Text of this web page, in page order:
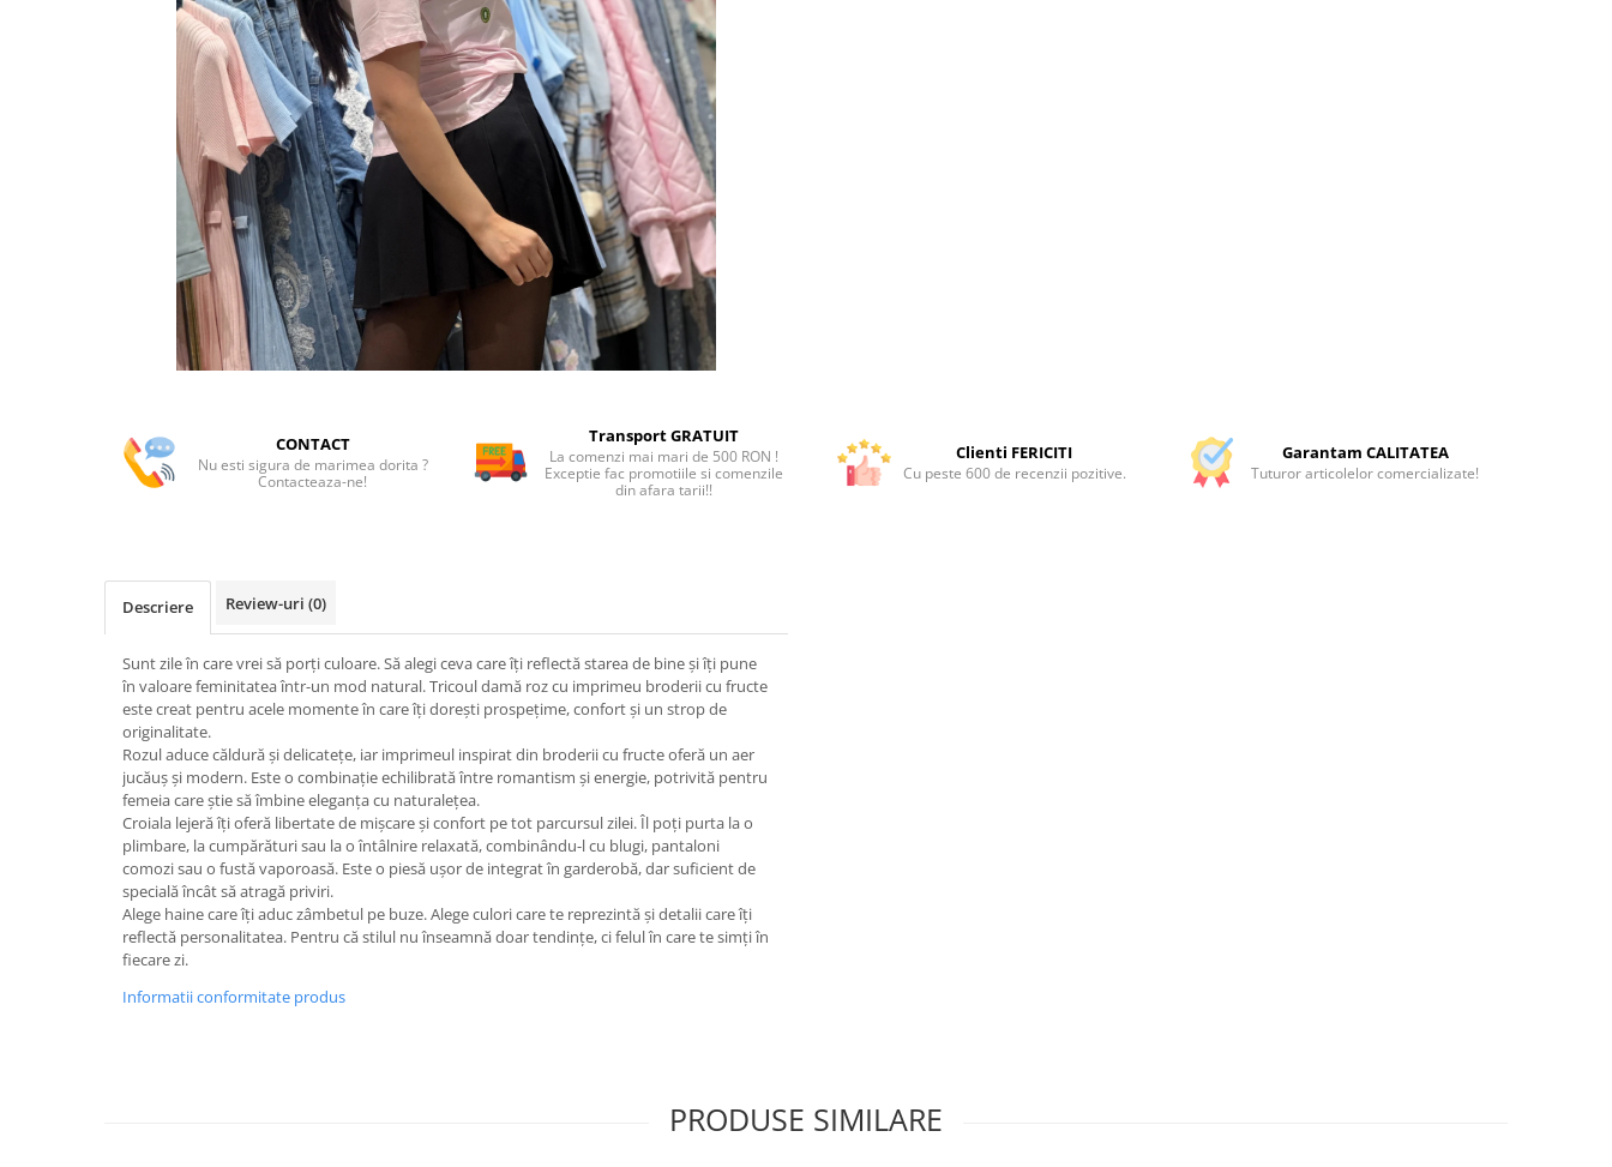
CONTACT
Nu esti sigura de marimea dorita ?
Contacteaza-ne!
Transport GRATUIT
La comenzi mai mari de 500 RON !
Exceptie fac promotiile si comenzile
din afara tarii!!
Clienti FERICITI
Cu peste 600 de recenzii pozitive.
Garantam CALITATEA
Tuturor articolelor comercializate!
Descriere Review-uri (0)
Sunt zile în care vrei să porți culoare. Să alegi ceva care îți reflectă starea de bine și îți pune
în valoare feminitatea într-un mod natural. Tricoul damă roz cu imprimeu broderii cu fructe
este creat pentru acele momente în care îți dorești prospețime, confort și un strop de
originalitate.
Rozul aduce căldură și delicatețe, iar imprimeul inspirat din broderii cu fructe oferă un aer
jucăuș și modern. Este o combinație echilibrată între romantism și energie, potrivită pentru
femeia care știe să îmbine eleganța cu naturalețea.
Croiala lejeră îți oferă libertate de mișcare și confort pe tot parcursul zilei. Îl poți purta la o
plimbare, la cumpărături sau la o întâlnire relaxată, combinându-l cu blugi, pantaloni
comozi sau o fustă vaporoasă. Este o piesă ușor de integrat în garderobă, dar suficient de
specială încât să atragă priviri.
Alege haine care îți aduc zâmbetul pe buze. Alege culori care te reprezintă și detalii care îți
reflectă personalitatea. Pentru că stilul nu înseamnă doar tendințe, ci felul în care te simți în
fiecare zi.
Informatii conformitate produs
PRODUSE SIMILARE